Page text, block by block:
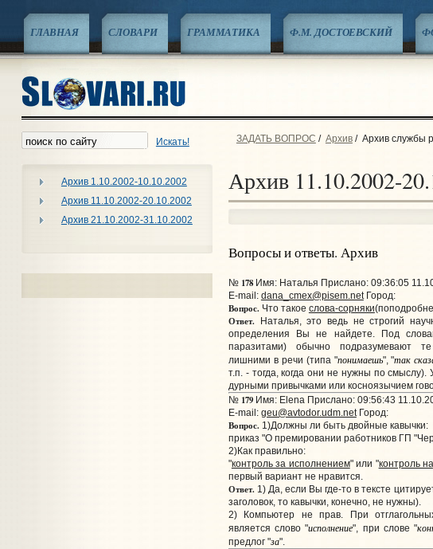
ГЛАВНАЯ СЛОВАРИ ГРАММАТИКА Ф.М. ДОСТОЕВСКИЙ
Искать!
Архив 1.10.2002-10.10.2002
Архив 11.10.2002-20.10.2002
Архив 21.10.2002-31.10.2002
ЗАДАТЬ ВОПРОС / Архив/ Архив службы
Архив 11.10.2002-
Вопросы и ответы. Архив
№ 178Имя: Наталья Прислано: 09:36:05
E-mail: dana_cmex@pisem.netГород:
Вопрос.Что такое слова-сорняки
Ответ.Наталья, это ведь не строгий
определения Вы не найдете. Под
паразитами) обычно подразумевают
лишними в речи (типа "понимаешь", "так
т.п. - тогда, когда они не нужны по
дурными привычками или косноязычием
№ 179Имя: Elena Прислано: 09:56:43
E-mail: geu@avtodor.udm.netГород:
Вопрос.1)Должны ли быть двойные кавычки:
приказ "О премировании работников ГП
2)Как правильно:
"контроль за исполнением" или "контроль
первый вариант не нравится.
Ответ.1) Да, если Вы где-то в тексте
заголовок, то кавычки, конечно, не нужны).
2) Компьютер не прав. При
является слово "исполнение", при слове "
предлог "за".